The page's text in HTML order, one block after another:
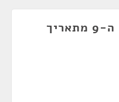
ישיבת ועדה של הכנסת ה-9 מתאריך